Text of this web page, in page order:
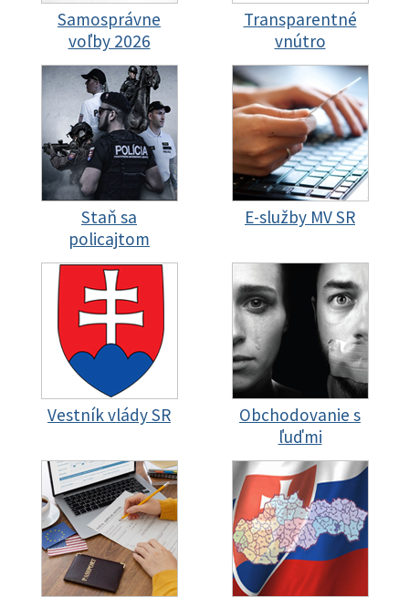
Samosprávne
voľby 2026
Transparentné
vnútro
Staň sa
policajtom
E-služby MV SR
Vestník vlády SR
Obchodovanie s
ľuďmi